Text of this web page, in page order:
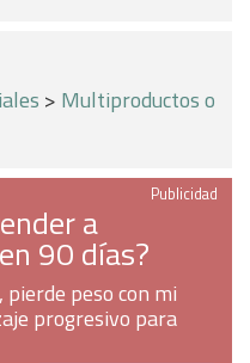
> Multiproductos o
Publicidad
a
90 días?
peso con mi
progresivo para